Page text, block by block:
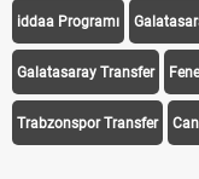
iddaa Programı
Galatasaray Transfer
Trabzonspor Transfer